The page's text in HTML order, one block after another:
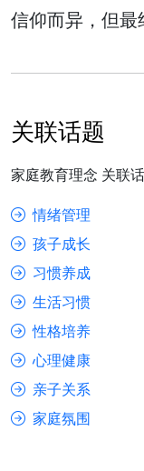
信仰而异，但
关联话题
家庭教育理念 关联
情绪管理
孩子成长
习惯养成
生活习惯
性格培养
心理健康
亲子关系
家庭氛围